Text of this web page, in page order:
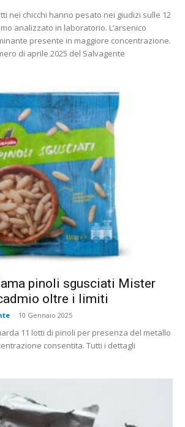
nei chicchi hanno pesato nei giudizi sulle 12
analizzato in laboratorio. L’arsenico
presente in maggiore concentrazione.
di aprile 2025 del Salvagente
pinoli sgusciati Mister
oltre i limiti
- 10 Gennaio 2025
11 lotti di pinoli per presenza del metallo
consentita. Tutti i dettagli